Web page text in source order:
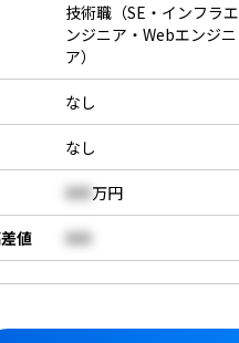
技術職（SE・インフラエ
ンジニア・Webエンジニ
ア）
なし
なし
000 万円
値 000